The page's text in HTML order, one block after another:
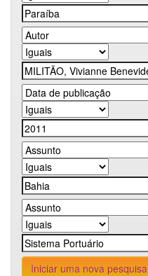
Iniciar uma nova pesquisa